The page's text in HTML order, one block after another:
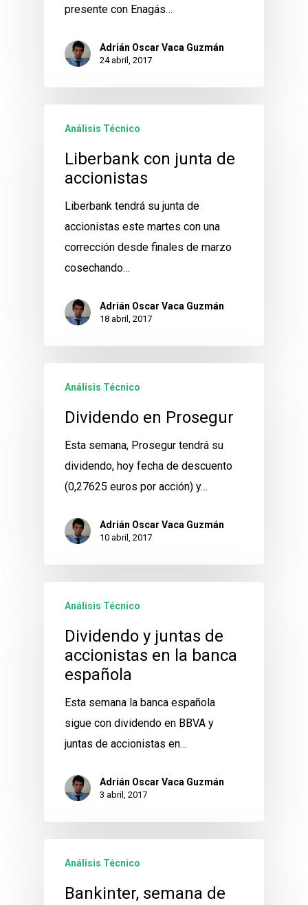
presente con Enagás…
Adrián Oscar Vaca Guzmán
24 abril, 2017
Análisis Técnico
Liberbank con junta de
accionistas
Liberbank tendrá su junta de
accionistas este martes con una
corrección desde finales de marzo
cosechando…
Adrián Oscar Vaca Guzmán
18 abril, 2017
Análisis Técnico
Dividendo en Prosegur
Esta semana, Prosegur tendrá su
dividendo, hoy fecha de descuento
(0,27625 euros por acción) y…
Adrián Oscar Vaca Guzmán
10 abril, 2017
Análisis Técnico
Dividendo y juntas de
accionistas en la banca
española
Esta semana la banca española
sigue con dividendo en BBVA y
juntas de accionistas en…
Adrián Oscar Vaca Guzmán
3 abril, 2017
Análisis Técnico
Bankinter, semana de